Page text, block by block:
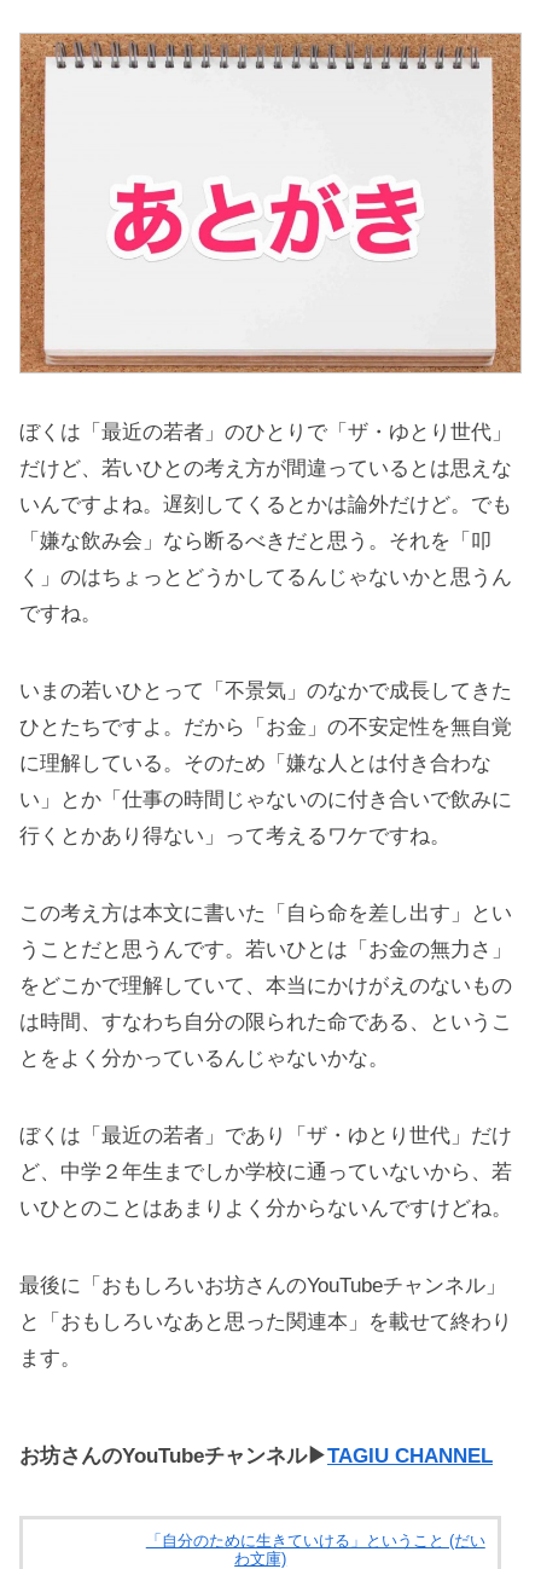
ぼくは「最近の若者」のひとりで「ザ・ゆとり世代」
だけど、若いひとの考え方が間違っているとは思えな
いんですよね。遅刻してくるとかは論外だけど。でも
「嫌な飲み会」なら断るべきだと思う。それを「叩
く」のはちょっとどうかしてるんじゃないかと思うん
ですね。
いまの若いひとって「不景気」のなかで成長してきた
ひとたちですよ。だから「お金」の不安定性を無自覚
に理解している。そのため「嫌な人とは付き合わな
い」とか「仕事の時間じゃないのに付き合いで飲みに
行くとかあり得ない」って考えるワケですね。
この考え方は本文に書いた「自ら命を差し出す」とい
うことだと思うんです。若いひとは「お金の無力さ」
をどこかで理解していて、本当にかけがえのないもの
は時間、すなわち自分の限られた命である、というこ
とをよく分かっているんじゃないかな。
ぼくは「最近の若者」であり「ザ・ゆとり世代」だけ
ど、中学２年生までしか学校に通っていないから、若
いひとのことはあまりよく分からないんですけどね。
最後に「おもしろいお坊さんのYouTubeチャンネル」
と「おもしろいなあと思った関連本」を載せて終わり
ます。
お坊さんのYouTubeチャンネル▶TAGIU CHANNEL
「自分のために生きていける」ということ (だい
わ文庫)